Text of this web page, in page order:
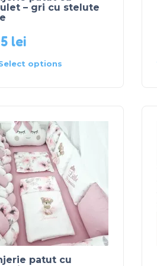
– gri cu stelute
lei
options
patut cu